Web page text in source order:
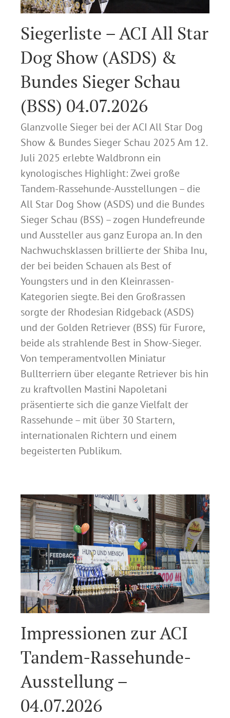
Siegerliste – ACI All Star
Dog Show (ASDS) &
Bundes Sieger Schau
(BSS) 04.07.2026
Glanzvolle Sieger bei der ACI All Star Dog
Show & Bundes Sieger Schau 2025 Am 12.
Juli 2025 erlebte Waldbronn ein
kynologisches Highlight: Zwei große
Tandem-Rassehunde-Ausstellungen – die
All Star Dog Show (ASDS) und die Bundes
Sieger Schau (BSS) – zogen Hundefreunde
und Aussteller aus ganz Europa an. In den
Nachwuchsklassen brillierte der Shiba Inu,
der bei beiden Schauen als Best of
Youngsters und in den Kleinrassen-
Kategorien siegte. Bei den Großrassen
sorgte der Rhodesian Ridgeback (ASDS)
und der Golden Retriever (BSS) für Furore,
beide als strahlende Best in Show-Sieger.
Von temperamentvollen Miniatur
Bullterriern über elegante Retriever bis hin
zu kraftvollen Mastini Napoletani
präsentierte sich die ganze Vielfalt der
Rassehunde – mit über 30 Startern,
internationalen Richtern und einem
begeisterten Publikum.
Impressionen zur ACI
Tandem-Rassehunde-
Ausstellung –
04.07.2026